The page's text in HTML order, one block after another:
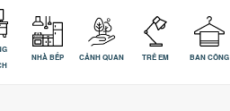
NHÀ BẾP CẢNH QUAN TRẺ EM BAN CÔNG